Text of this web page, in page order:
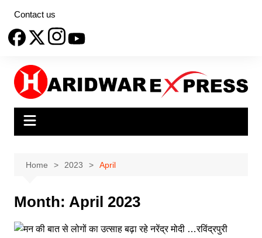
content
Contact us
Home 2023 April
Month: April 2023